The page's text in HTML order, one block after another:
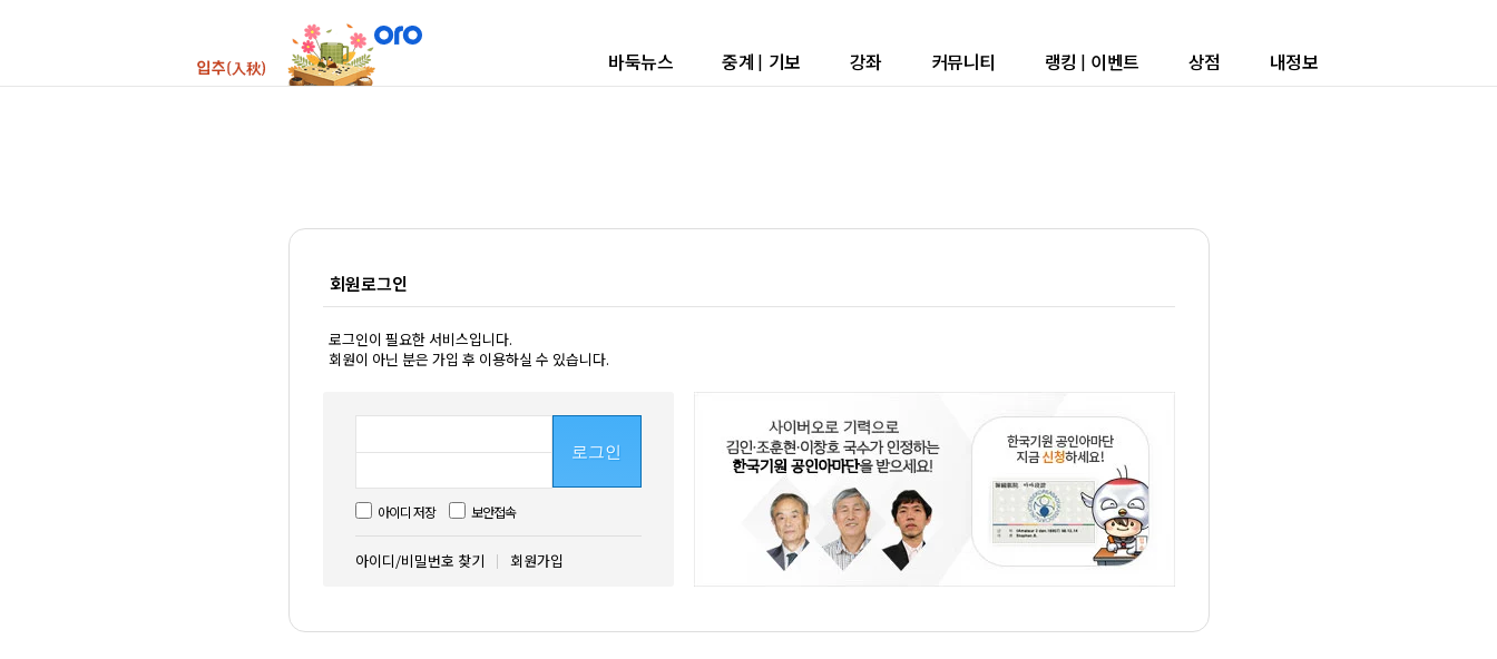
바둑뉴스 중계 | 기보 강좌 커뮤니티 랭킹 | 이벤트 상점 내정보
회원로그인
로그인이 필요한 서비스입니다.
회원이 아닌 분은 가입 후 이용하실 수 있습니다.
로그인
아이디 저장 보안접속
아이디/비밀번호 찾기 회원가입